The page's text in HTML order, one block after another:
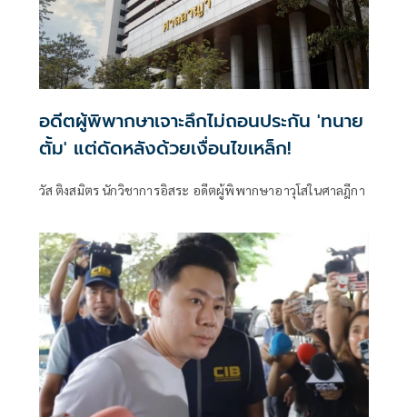
อดีตผู้พิพากษาเจาะลึกไม่ถอนประกัน 'ทนาย
ตั้ม' แต่ดัดหลังด้วยเงื่อนไขเหล็ก!
วัส ติงสมิตร นักวิชาการอิสระ อดีตผู้พิพากษาอาวุโสในศาลฎีกา